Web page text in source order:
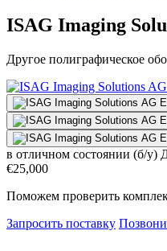
ISAG Imaging
Другое полиграфическое
в отличном состоянии (б/у)
€25,000
Поможем проверить
Запросить поставку